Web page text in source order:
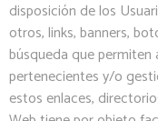
disposición de los
otros, links, banners,
búsqueda que
pertenecientes y/o
estos enlaces,